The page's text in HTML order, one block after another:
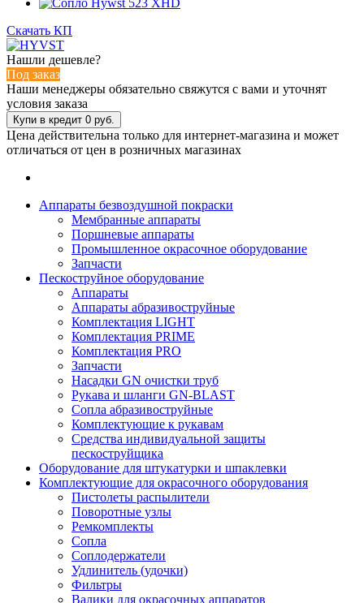
Скачать КП
Нашли дешевле?
Под заказ
Наши менеджеры обязательно свяжутся с вами и уточнят
условия заказа
Цена действительна только для интернет-магазина и может
отличаться от цен в розничных магазинах
Аппараты безвоздушной покраски
Мембранные аппараты
Поршневые аппараты
Промышленное окрасочное оборудование
Запчасти
Пескоструйное оборудование
Аппараты
Аппараты абразивоструйные
Комплектация LIGHT
Комплектация PRIME
Комплектация PRO
Запчасти
Насадки GN очистки труб
Рукава и шланги GN-BLAST
Сопла абразивоструйные
Комплектующие к рукавам
Средства индивидуальной защиты
пескоструйщика
Оборудование для штукатурки и шпаклевки
Комплектующие для окрасочного оборудования
Пистолеты распылители
Поворотные узлы
Ремкомплекты
Сопла
Соплодержатели
Удлинитель (удочки)
Фильтры
Валики для окрасочных аппаратов